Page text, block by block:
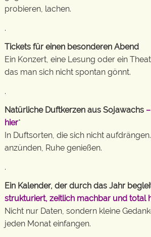
probieren, lachen.
.
Tickets für einen besonderen Abend
Ein Konzert, eine Lesung oder ein
das man sich nicht spontan gönnt.
.
Natürliche Duftkerzen aus Sojawachs
hier*
In Duftsorten, die sich nicht
anzünden, Ruhe genießen.
.
Ein Kalender, der durch das Jahr
strukturiert, zeitlich machbar und total
Nicht nur Daten, sondern kleine
jeden Monat einfangen.